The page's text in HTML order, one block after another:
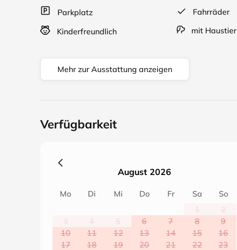
Parkplatz
Fahrräder
Kinderfreundlich
mit Haustier
Mehr zur Ausstattung anzeigen
Verfügbarkeit
August 2026
Mo Di Mi Do Fr Sa
So
1
2
3
4 5 6 7 8
9
10
11 12 13 14 15
16
17
18 19 20 21 22
23